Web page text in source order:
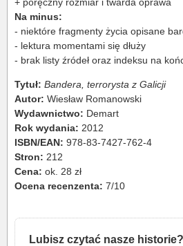
Na minus:
- niektóre fragmenty życia opisane
- lektura momentami się dłuży
- brak listy źródeł oraz indeksu na
Tytuł: Bandera, terrorysta z Galicji
Autor: Wiesław Romanowski
Wydawnictwo: Demart
Rok wydania: 2012
ISBN/EAN: 978-83-7427-762-4
Stron: 212
Cena: ok. 28 zł
Ocena recenzenta: 7/10
Lubisz czytać nasze historie?